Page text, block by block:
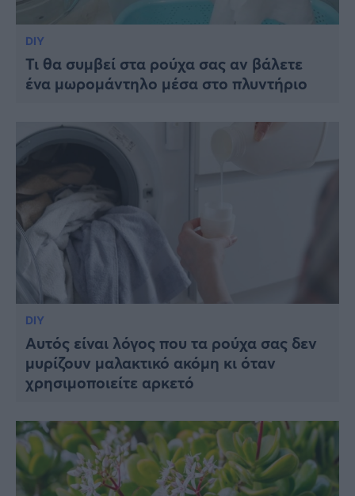
DIY
Τι θα συμβεί στα ρούχα σας αν βάλετε
ένα μωρομάντηλο μέσα στο πλυντήριο
DIY
Αυτός είναι λόγος που τα ρούχα σας δεν
μυρίζουν μαλακτικό ακόμη κι όταν
χρησιμοποιείτε αρκετό